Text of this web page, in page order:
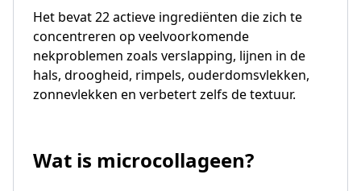
Het bevat 22 actieve ingrediënten die zich te
concentreren op veelvoorkomende
nekproblemen zoals verslapping, lijnen in de
hals, droogheid, rimpels, ouderdomsvlekken,
zonnevlekken en verbetert zelfs de textuur.
Wat is microcollageen?